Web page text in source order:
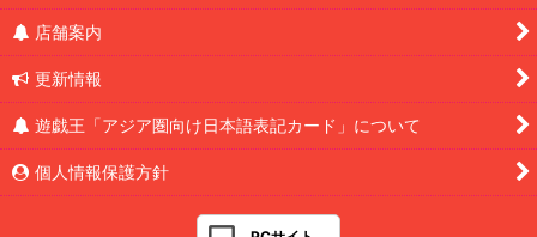
店舗案内
更新情報
遊戯王「アジア圏向け日本語表記カード」について
個人情報保護方針